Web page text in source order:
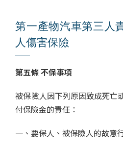
第一產物汽車第三人
人傷害保險
第五條 不保事項
被保險人因下列原因致成死亡
付保險金的責任：
一、要保人、被保險人的故意